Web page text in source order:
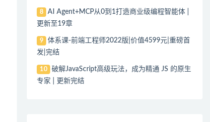
8
AI Agent+MCP从0到1打造商业级编程智能体 |
更新至19章
9
体系课-前端工程师2022版|价值4599元|重磅首
发|完结
10
破解JavaScript高级玩法，成为精通 JS 的原生
专家 | 更新完结